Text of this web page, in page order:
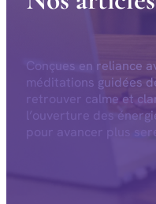
Conçues en reliance
méditations guidées
retrouver calme et
l’ouverture des
pour avancer plus